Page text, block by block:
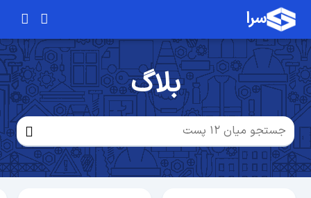
سرا
بلاگ